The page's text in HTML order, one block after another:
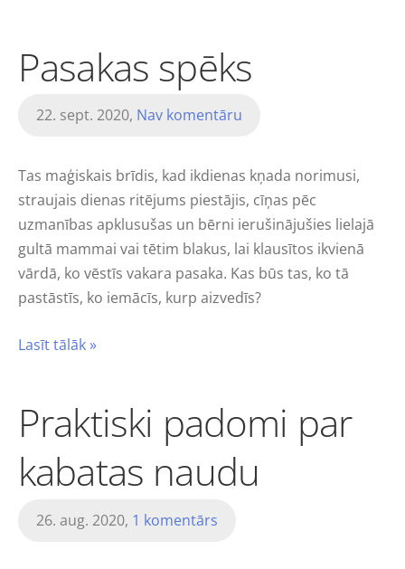
Pasakas spēks
22. sept. 2020, Nav komentāru
Tas maģiskais brīdis, kad ikdienas kņada norimusi,
straujais dienas ritējums piestājis, cīņas pēc
uzmanības apklusušas un bērni ierušinājušies lielajā
gultā mammai vai tētim blakus, lai klausītos ikvienā
vārdā, ko vēstīs vakara pasaka. Kas būs tas, ko tā
pastāstīs, ko iemācīs, kurp aizvedīs?
Lasīt tālāk »
Praktiski padomi par
kabatas naudu
26. aug. 2020, 1 komentārs